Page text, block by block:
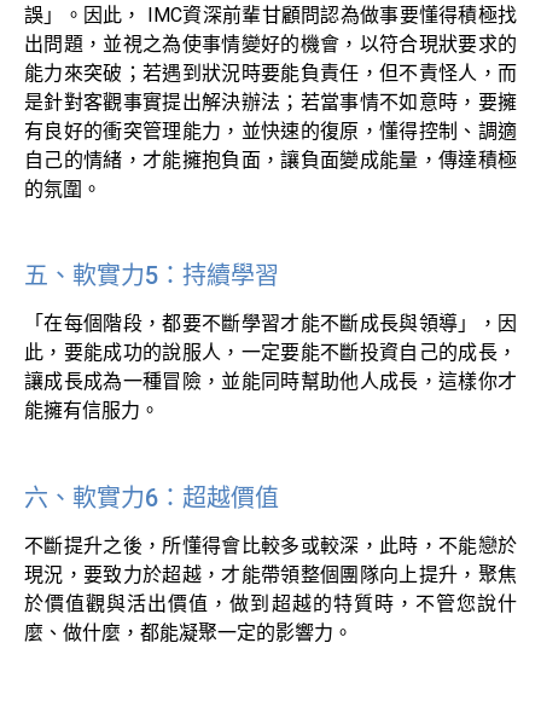
誤」。因此， IMC資深前輩甘顧問認為做事要懂得積極找
出問題，並視之為使事情變好的機會，以符合現狀要求的
能力來突破；若遇到狀況時要能負責任，但不責怪人，而
是針對客觀事實提出解決辦法；若當事情不如意時，要擁
有良好的衝突管理能力，並快速的復原，懂得控制、調適
自己的情緒，才能擁抱負面，讓負面變成能量，傳達積極
的氛圍。
五、軟實力5：持續學習
「在每個階段，都要不斷學習才能不斷成長與領導」，因
此，要能成功的說服人，一定要能不斷投資自己的成長，
讓成長成為一種冒險，並能同時幫助他人成長，這樣你才
能擁有信服力。
六、軟實力6：超越價值
不斷提升之後，所懂得會比較多或較深，此時，不能戀於
現況，要致力於超越，才能帶領整個團隊向上提升，聚焦
於價值觀與活出價值，做到超越的特質時，不管您說什
麼、做什麼，都能凝聚一定的影響力。